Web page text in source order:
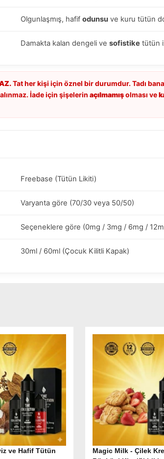
Olgunlaşmış, hafif odunsu ve kuru tütün
Damakta kalan dengeli ve sofistike tütün
Tat her kişi için öznel bir durumdur. Tadı
İade için şişelerin açılmamışolması ve
Freebase (Tütün Likiti)
Varyanta göre (70/30 veya 50/50)
Seçeneklere göre (0mg / 3mg / 6mg /
30ml / 60ml (Çocuk Kilitli Kapak)
ve Hafif Tütün
Magic Milk - Çilek